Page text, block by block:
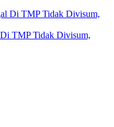
TMP Tidak Divisum,